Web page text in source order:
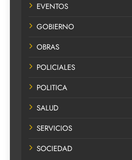
EVENTOS
GOBIERNO
OBRAS
POLICIALES
POLITICA
SALUD
SERVICIOS
SOCIEDAD